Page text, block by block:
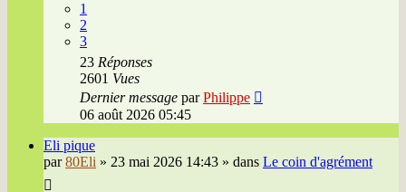
1
2
3
23 Réponses
2601 Vues
Dernier message parPhilippe
06 août 2026 05:45
Eli pique
par80Eli » 23 mai 2026 14:43 » dans Le coin d'agrément